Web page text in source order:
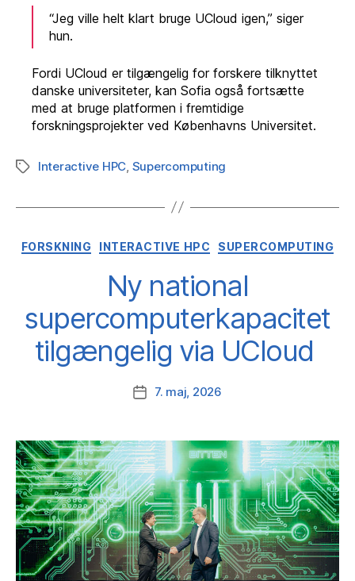
“Jeg ville helt klart bruge UCloud igen,” siger
hun.
Fordi UCloud er tilgængelig for forskere tilknyttet
danske universiteter, kan Sofia også fortsætte
med at bruge platformen i fremtidige
forskningsprojekter ved Københavns Universitet.
TagsInteractive HPC Supercomputing
Kategorier
FORSKNING INTERACTIVE HPC SUPERCOMPUTING
Ny national
supercomputerkapacitet
tilgængelig via UCloud
Indlægsdato
7. maj, 2026